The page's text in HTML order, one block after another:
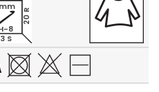
S
20 R
8